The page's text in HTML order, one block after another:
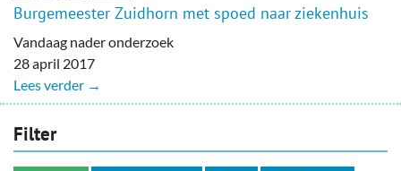
Burgemeester Zuidhorn met spoed naar ziekenhuis
Vandaag nader onderzoek
28 april 2017
Lees verder →
Filter